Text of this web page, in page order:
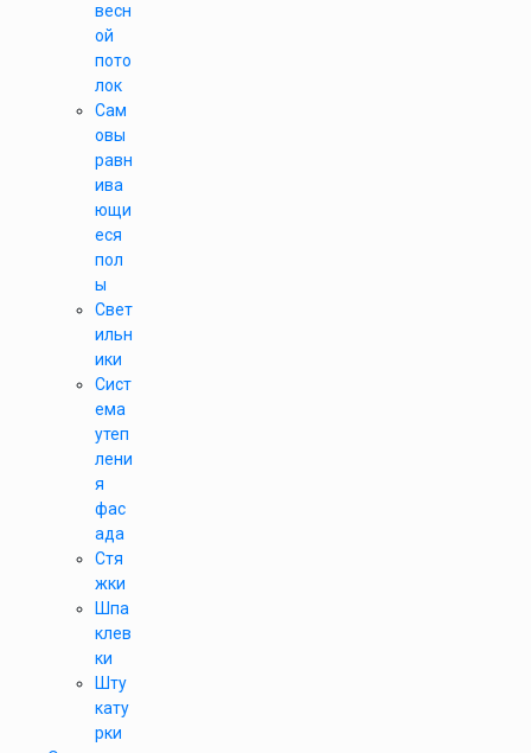
весн
ой
пото
лок
Сам
овы
равн
ива
ющи
еся
пол
ы
Свет
ильн
ики
Сист
ема
утеп
лени
я
фас
ада
Стя
жки
Шпа
клев
ки
Шту
кату
рки